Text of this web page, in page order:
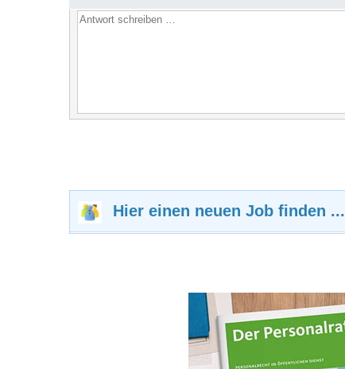
Hier einen neuen Job finden ...